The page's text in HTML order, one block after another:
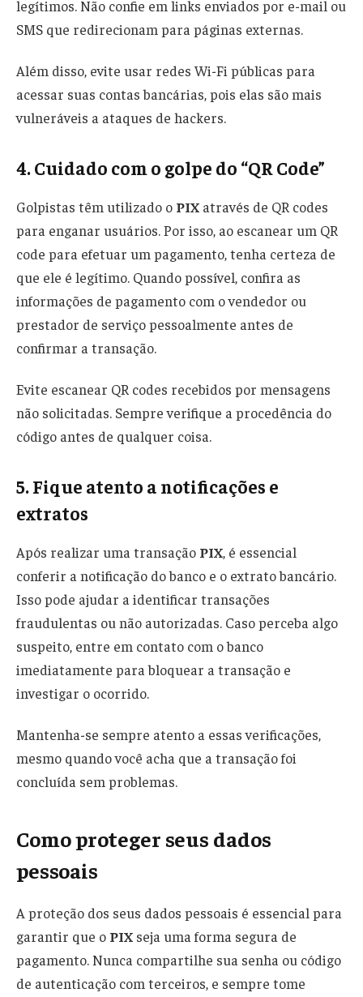
legítimos. Não confie em links enviados por e-mail ou
SMS que redirecionam para páginas externas.
Além disso, evite usar redes Wi-Fi públicas para
acessar suas contas bancárias, pois elas são mais
vulneráveis a ataques de hackers.
4. Cuidado com o golpe do “QR Code”
Golpistas têm utilizado o PIX através de QR codes
para enganar usuários. Por isso, ao escanear um QR
code para efetuar um pagamento, tenha certeza de
que ele é legítimo. Quando possível, confira as
informações de pagamento com o vendedor ou
prestador de serviço pessoalmente antes de
confirmar a transação.
Evite escanear QR codes recebidos por mensagens
não solicitadas. Sempre verifique a procedência do
código antes de qualquer coisa.
5. Fique atento a notificações e
extratos
Após realizar uma transação PIX, é essencial
conferir a notificação do banco e o extrato bancário.
Isso pode ajudar a identificar transações
fraudulentas ou não autorizadas. Caso perceba algo
suspeito, entre em contato com o banco
imediatamente para bloquear a transação e
investigar o ocorrido.
Mantenha-se sempre atento a essas verificações,
mesmo quando você acha que a transação foi
concluída sem problemas.
Como proteger seus dados
pessoais
A proteção dos seus dados pessoais é essencial para
garantir que o PIX seja uma forma segura de
pagamento. Nunca compartilhe sua senha ou código
de autenticação com terceiros, e sempre tome